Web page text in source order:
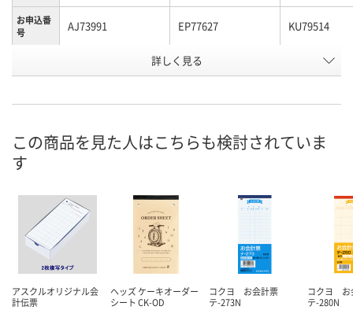
お申込番
号
AJ73991 EP77627 KU79514
3点
数量 数量
詳しく見る
この商品を見た人はこちらも検討されていま
す
アスクルオリジナル会
計伝票
ヘッズ ケーキオーダー
シート CK-OD
コクヨ お会計票
テ-273N
コクヨ
テ-280N